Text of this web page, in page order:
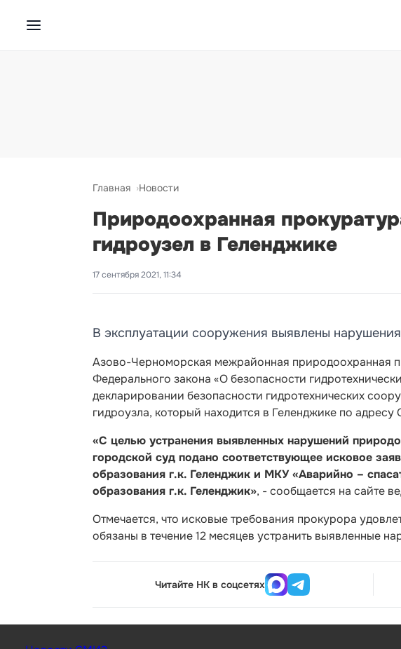
Главная Новости
Природоохранная
гидроузел в Геленджике
17 сентября 2021, 11:34
В эксплуатации сооружения выявлены
Азово-Черноморская межрайонная природоохранная
Федерального закона «О безопасности
декларировании безопасности гидротехнических
гидроузла, который находится в Геленджике по
«С целью устранения выявленных нарушений
городской суд подано соответствующее исковое
образования г.к. Геленджик и МКУ «Аварийно –
образования г.к. Геленджик», - сообщается на сайте
Отмечается, что исковые требования прокурора
обязаны в течение 12 месяцев устранить выявленные
Читайте НК в соцсетях